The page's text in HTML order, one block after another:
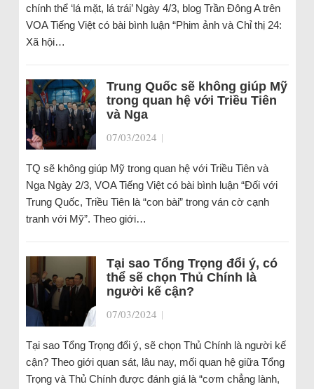
chính thể ‘lá mặt, lá trái’ Ngày 4/3, blog Trần Đông A trên
VOA Tiếng Việt có bài bình luận “Phim ảnh và Chỉ thị 24:
Xã hội…
Trung Quốc sẽ không giúp Mỹ
trong quan hệ với Triều Tiên
và Nga
07/03/2024 |
TQ sẽ không giúp Mỹ trong quan hệ với Triều Tiên và
Nga Ngày 2/3, VOA Tiếng Việt có bài bình luận “Đối với
Trung Quốc, Triều Tiên là “con bài” trong ván cờ cạnh
tranh với Mỹ”. Theo giới…
Tại sao Tổng Trọng đổi ý, có
thể sẽ chọn Thủ Chính là
người kế cận?
07/03/2024 |
Tại sao Tổng Trọng đổi ý, sẽ chọn Thủ Chính là người kế
cận? Theo giới quan sát, lâu nay, mối quan hệ giữa Tổng
Trọng và Thủ Chính được đánh giá là “cơm chẳng lành,